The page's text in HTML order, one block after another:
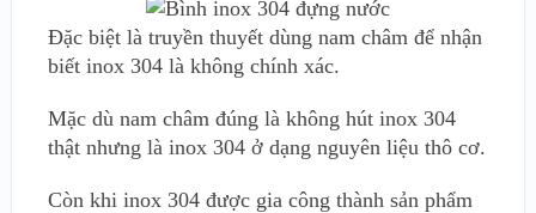
Đặc biệt là truyền thuyết dùng nam châm để nhận
biết inox 304 là không chính xác.
Mặc dù nam châm đúng là không hút inox 304
thật nhưng là inox 304 ở dạng nguyên liệu thô cơ.
Còn khi inox 304 được gia công thành sản phẩm